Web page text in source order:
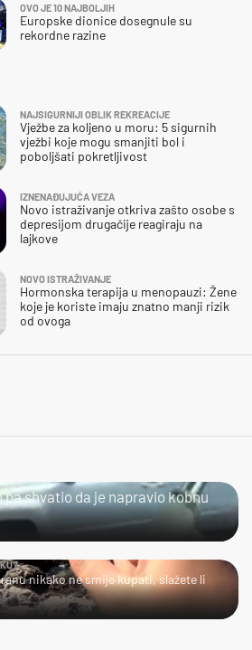
NAJSIGURNIJI OBLIK REKREACIJE
Vježbe za koljeno u moru: 5 sigurnih
vježbi koje mogu smanjiti bol i
poboljšati pokretljivost
IZNENAĐUJUĆA VEZA
Novo istraživanje otkriva zašto osobe s
depresijom drugačije reagiraju na
lajkove
NOVO ISTRAŽIVANJE
Hormonska terapija u menopauzi: Žene
koje je koriste imaju znatno manji rizik
od ovoga
OVO JE 10 NAJBOLJIH
Europske dionice dosegnule su
rekordne razine
shvatio da je napravio kobnu
nikako ne smije kupati, slažete li